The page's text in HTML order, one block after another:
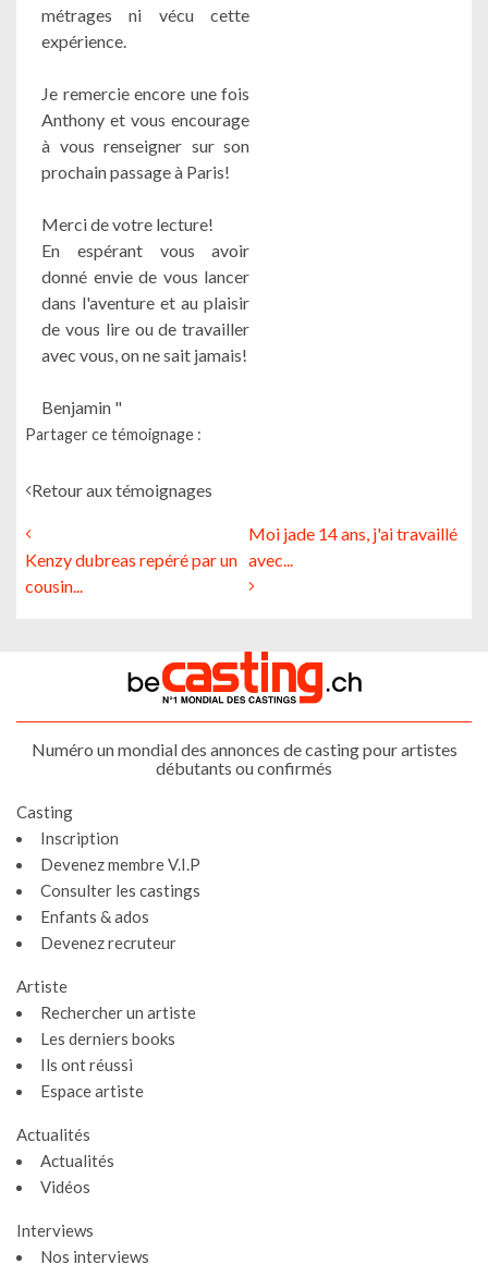
métrages ni vécu cette
expérience.
Je remercie encore une fois
Anthony et vous encourage
à vous renseigner sur son
prochain passage à Paris!
Merci de votre lecture!
En espérant vous avoir
donné envie de vous lancer
dans l'aventure et au plaisir
de vous lire ou de travailler
avec vous, on ne sait jamais!
Benjamin "
Partager ce témoignage :
Retour aux témoignages
Kenzy dubreas repéré par un
cousin...
Moi jade 14 ans, j'ai travaillé
avec...
Numéro un mondial des annonces de casting pour artistes
débutants ou confirmés
Casting
Inscription
Devenez membre V.I.P
Consulter les castings
Enfants & ados
Devenez recruteur
Artiste
Rechercher un artiste
Les derniers books
Ils ont réussi
Espace artiste
Actualités
Actualités
Vidéos
Interviews
Nos interviews
Gestion des cookies
Nous utilisons des cookies qui facilitent l'utilisation du site,
améliorent la performance et la sécurité du site internet.
Faites-nous part de vos préférences de cookies pour chaque
À quoi servent ces cookies :